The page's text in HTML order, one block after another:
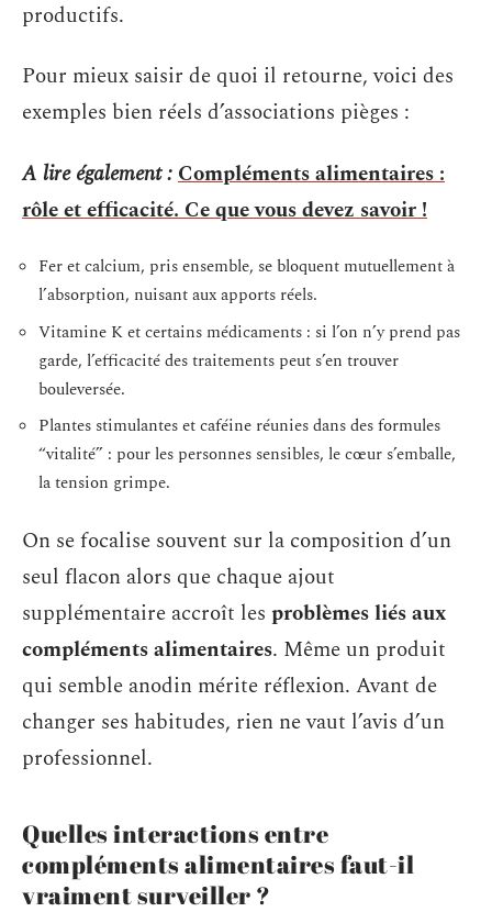
productifs.
Pour mieux saisir de quoi il retourne, voici des
exemples bien réels d’associations pièges :
A lire également :Compléments alimentaires :
rôle et efficacité. Ce que vous devez savoir !
Fer et calcium, pris ensemble, se bloquent mutuellement à
l’absorption, nuisant aux apports réels.
Vitamine K et certains médicaments : si l’on n’y prend pas
garde, l’efficacité des traitements peut s’en trouver
bouleversée.
Plantes stimulantes et caféine réunies dans des formules
“vitalité” : pour les personnes sensibles, le cœur s’emballe,
la tension grimpe.
On se focalise souvent sur la composition d’un
seul flacon alors que chaque ajout
supplémentaire accroît les problèmes liés aux
compléments alimentaires. Même un produit
qui semble anodin mérite réflexion. Avant de
changer ses habitudes, rien ne vaut l’avis d’un
professionnel.
Quelles interactions entre
compléments alimentaires faut-il
vraiment surveiller ?